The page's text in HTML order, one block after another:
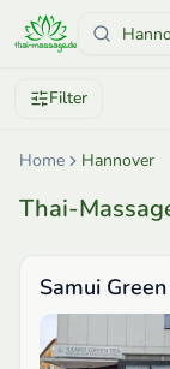
Filter
Home Hannover
Thai-
Samui